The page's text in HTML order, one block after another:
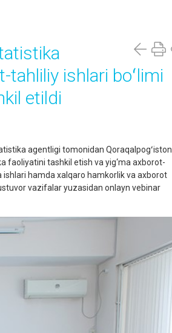
tahliliy ishlari boʻlimi
etildi
agentligi tomonidan Qoraqalpogʻiston
faoliyatini tashkil etish va yig‘ma axborot-
hamda xalqaro hamkorlik va axborot
vazifalar yuzasidan onlayn vebinar